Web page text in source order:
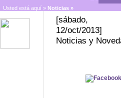
Usted está aquí » Noticias »
[sábado,
12/oct/2013]
Noticias y